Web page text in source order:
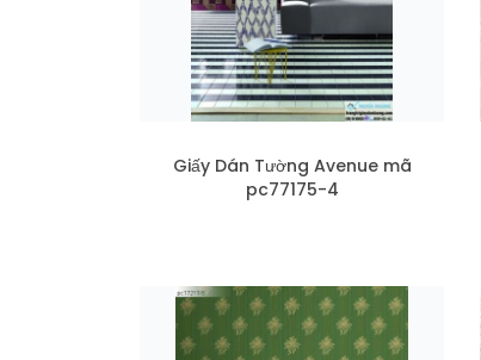
Giấy Dán Tường Avenue mã
pc77175-4